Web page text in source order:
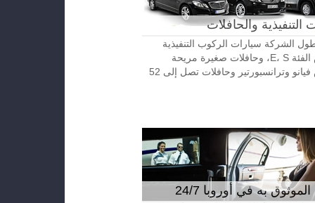
التنفيذية والحافلات
الشركة سيارات الركوب التنفيذية
مرسيدس الفئة E، S، وحافلات صغيرة مريحة
مرسيدس فيانو وترانسبورتير وحافلات تصل إلى 52
به في أوروبا 24/7